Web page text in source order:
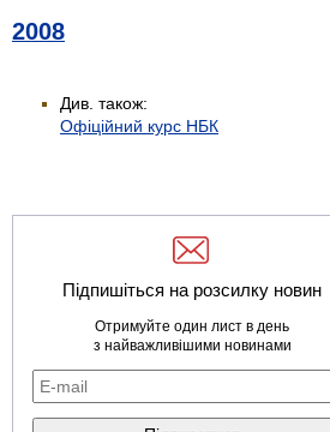
2008
Див. також:
Офіційний курс НБК
Підпишіться на розсилку новин
Отримуйте один лист в день
з найважливішими новинами